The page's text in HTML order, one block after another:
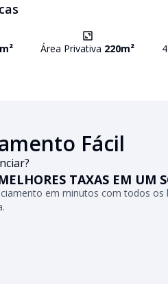
m² Área Privativa 220m² 4
Fácil
TAXAS EM UM
em minutos com todos os